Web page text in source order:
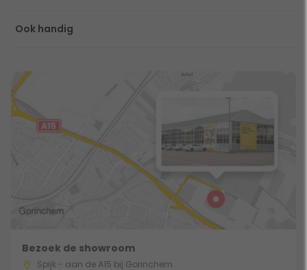
Ook handig
Bezoek de showroom
Spijk - aan de A15 bij Gorinchem